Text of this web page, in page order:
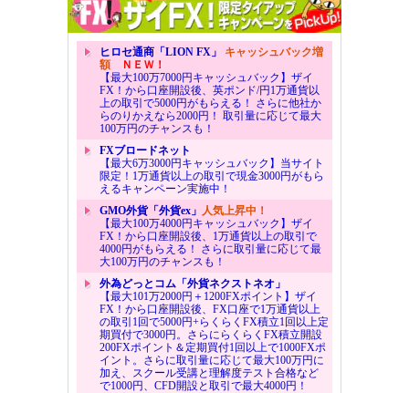
ヒロセ通商「LION FX」 キャッシュバック増
額ＮＥＷ！
【最大100万7000円キャッシュバック】ザイ
FX！から口座開設後、英ポンド/円1万通貨以
上の取引で5000円がもらえる！ さらに他社か
らのりかえなら2000円！ 取引量に応じて最大
100万円のチャンスも！
FXブロードネット
【最大6万3000円キャッシュバック】当サイト
限定！1万通貨以上の取引で現金3000円がもら
えるキャンペーン実施中！
GMO外貨「外貨ex」 人気上昇中！
【最大100万4000円キャッシュバック】ザイ
FX！から口座開設後、1万通貨以上の取引で
4000円がもらえる！ さらに取引量に応じて最
大100万円のチャンスも！
外為どっとコム「外貨ネクストネオ」
【最大101万2000円＋1200FXポイント】ザイ
FX！から口座開設後、FX口座で1万通貨以上
の取引1回で5000円+らくらくFX積立1回以上定
期買付で3000円。さらにらくらくFX積立開設
200FXポイント＆定期買付1回以上で1000FXポ
イント。さらに取引量に応じて最大100万円に
加え、スクール受講と理解度テスト合格など
で1000円、CFD開設と取引で最大4000円！